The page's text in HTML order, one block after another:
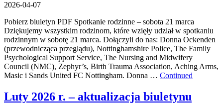
2026-04-07
Pobierz biuletyn PDF Spotkanie rodzinne – sobota 21 marca
Dziękujemy wszystkim rodzinom, które wzięły udział w spotkaniu
rodzinnym w sobotę 21 marca. Dołączyli do nas: Donna Ockenden
(przewodnicząca przeglądu), Nottinghamshire Police, The Family
Psychological Support Service, The Nursing and Midwifery
Council (NMC), Zephyr’s, Birth Trauma Association, Aching Arms,
Masic i Sands United FC Nottingham. Donna … Continued
Luty 2026 r. – aktualizacja biuletynu